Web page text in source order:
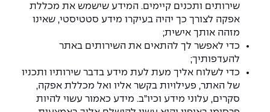
שירותים ותכנים קיימים. המידע שישמש את מכללת
אפקה לצורך כך יהיה בעיקרו מידע סטטיסטי, שאינו
מזהה אותך אישית;
כדי לאפשר לך להתאים את השירותים באתר
להעדפותיך;
כדי לשלוח אליך מעת לעת מידע בדבר שירותיו ותכניו
של האתר, פעילויות בקשר אליו ואל מכללת אפקה,
סקרים, עלוני מידע וכיו"ב. מידע כאמור עשוי להיות